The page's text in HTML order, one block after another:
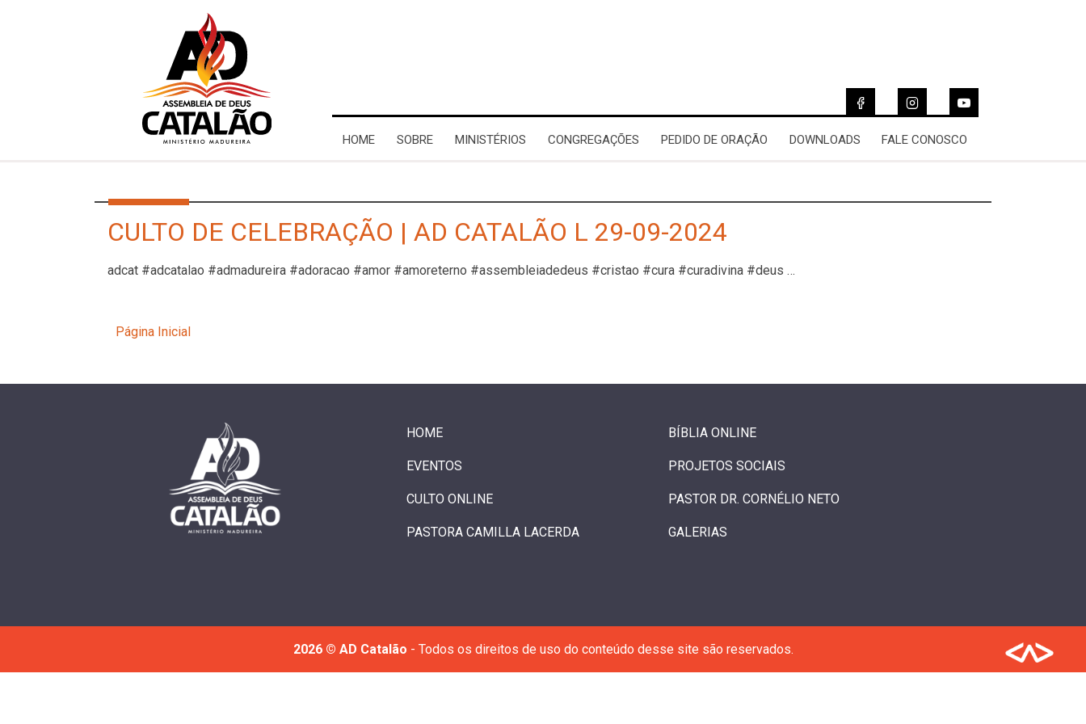
HOME SOBRE MINISTÉRIOS CONGREGAÇÕES PEDIDO DE ORAÇÃO DOWNLOADS FALE CONOSCO
CULTO DE CELEBRAÇÃO | AD CATALÃO L 29-09-2024
adcat #adcatalao #admadureira #adoracao #amor #amoreterno #assembleiadedeus #cristao #cura #curadivina #deus …
Página Inicial
HOME BÍBLIA ONLINE
EVENTOS PROJETOS SOCIAIS
CULTO ONLINE PASTOR DR. CORNÉLIO NETO
PASTORA CAMILLA LACERDA GALERIAS
2026 © AD Catalão - Todos os direitos de uso do conteúdo desse site são reservados.